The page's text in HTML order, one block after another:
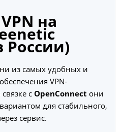
на
России)
из самых удобных и
VPN-
с OpenConnect они
для стабильного,
сервис.